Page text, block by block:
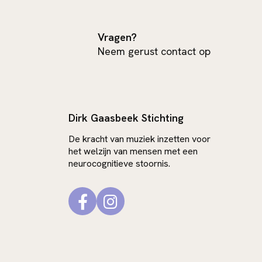
Vragen?
Neem gerust contact op
Dirk Gaasbeek Stichting
De kracht van muziek inzetten voor
het welzijn van mensen met een
neurocognitieve stoornis.